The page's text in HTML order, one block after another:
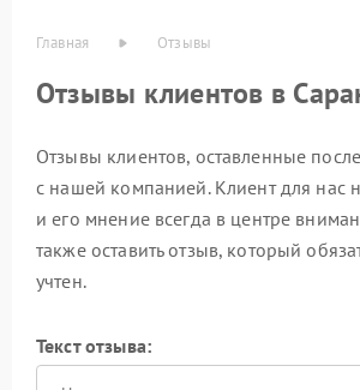
Главная Отзывы
Отзывы клиентов в
Отзывы клиентов, оставленные
с нашей компанией. Клиент для нас
и его мнение всегда в центре
также оставить отзыв, который
учтен.
Текст отзыва: